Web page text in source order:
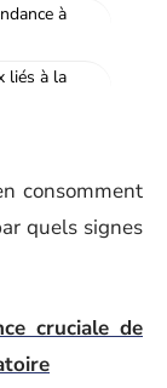
à
liés à la
consomment
quels signes
cruciale de